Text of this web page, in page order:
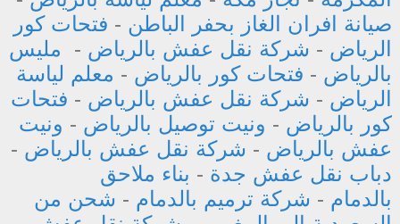
صيانة افران الغاز بحفر الباطن - فتحات كور
الرياض - شركة نقل عفش بالرياض - مليس
بالرياض - فتحات كور بالرياض - معلم لياسة
الرياض - شركة نقل عفش بالرياض - فتحات
كور بالرياض - ونيت توصيل بالرياض - ونيت
عفش بالرياض - شركة نقل عفش بالرياض -
دباب نقل عفش جدة - بناء ملاحق
بالدمام - شركة ترميم بالدمام - شحن من